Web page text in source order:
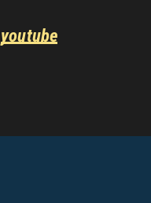
youtube